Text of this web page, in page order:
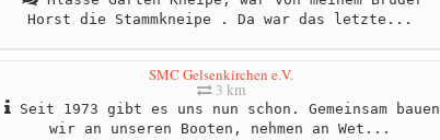
Horst die Stammkneipe . Da war das letzte...
SMC Gelsenkirchen e.V.
3 km
Seit 1973 gibt es uns nun schon. Gemeinsam bauen
wir an unseren Booten, nehmen an Wet...